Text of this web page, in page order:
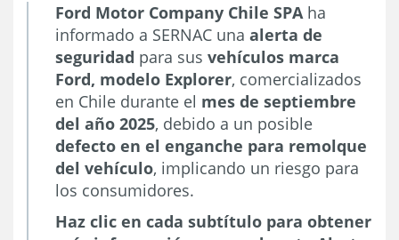
Ford Motor Company Chile SPA ha
informado a SERNAC una alerta de
seguridad para sus vehículos marca
Ford, modelo Explorer, comercializados
en Chile durante el mes de septiembre
del año 2025, debido a un posible
defecto en el enganche para remolque
del vehículo, implicando un riesgo para
los consumidores.
Haz clic en cada subtítulo para obtener